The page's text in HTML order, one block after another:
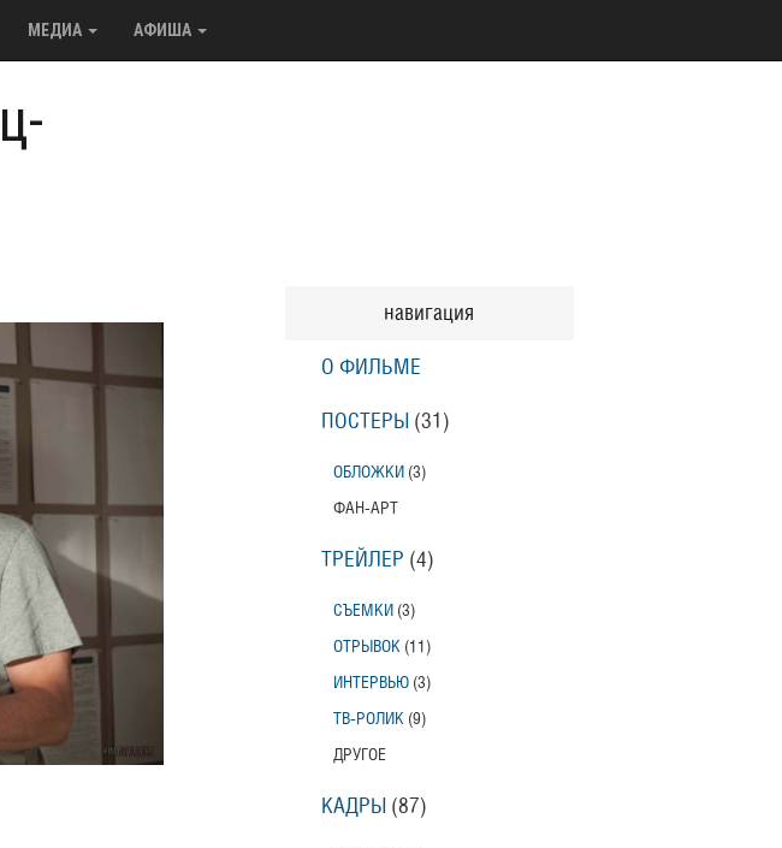
МЕДИА АФИША
навигация
О ФИЛЬМЕ
ПОСТЕРЫ (31)
ОБЛОЖКИ (3)
ФАН-АРТ
ТРЕЙЛЕР (4)
СЪЕМКИ (3)
ОТРЫВОК (11)
ИНТЕРВЬЮ (3)
ТВ-РОЛИК (9)
ДРУГОЕ
КАДРЫ (87)